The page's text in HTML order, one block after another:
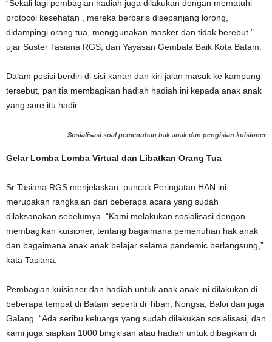
“Sekali lagi pembagian hadiah juga dilakukan dengan mematuhi
protocol kesehatan , mereka berbaris disepanjang lorong,
didampingi orang tua, menggunakan masker dan tidak berebut,”
ujar Suster Tasiana RGS, dari Yayasan Gembala Baik Kota Batam.
Dalam posisi berdiri di sisi kanan dan kiri jalan masuk ke kampung
tersebut, panitia membagikan hadiah hadiah ini kepada anak anak
yang sore itu hadir.
Sosialisasi soal pemenuhan hak anak dan pengisian kuisioner
Gelar Lomba Lomba Virtual dan Libatkan Orang Tua
Sr Tasiana RGS menjelaskan, puncak Peringatan HAN ini,
merupakan rangkaian dari beberapa acara yang sudah
dilaksanakan sebelumya. “Kami melakukan sosialisasi dengan
membagikan kuisioner, tentang bagaimana pemenuhan hak anak
dan bagaimana anak anak belajar selama pandemic berlangsung,”
kata Tasiana.
Pembagian kuisioner dan hadiah untuk anak anak ini dilakukan di
beberapa tempat di Batam seperti di Tiban, Nongsa, Baloi dan juga
Galang. “Ada seribu keluarga yang sudah dilakukan sosialisasi, dan
kami juga siapkan 1000 bingkisan atau hadiah untuk dibagikan di